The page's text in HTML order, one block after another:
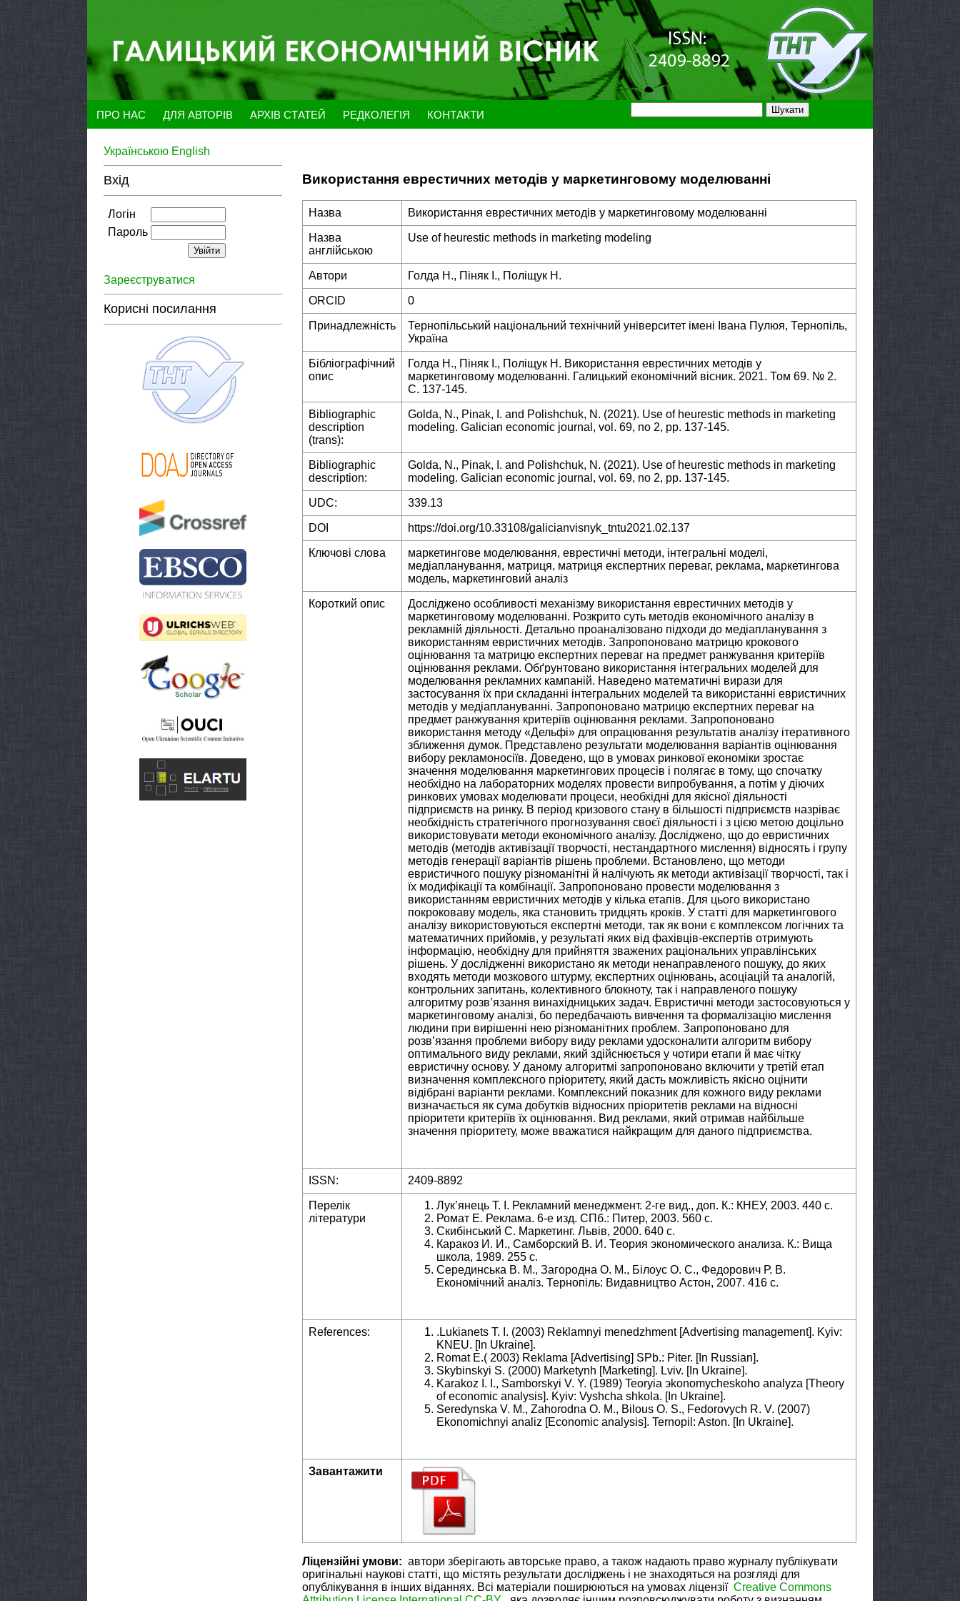
ПРО НАС ДЛЯ АВТОРІВ АРХІВ СТАТЕЙ РЕДКОЛЕГІЯ КОНТАКТИ
Українською English
Вхід
Логін
Пароль
Зареєструватися
Корисні посилання
Використання еврестичних методів у маркетинговому моделюванні
Назва Використання еврестичних методів у маркетинговому моделюванні
Назва
англійською
Use of heurestic methods in marketing modeling
Автори Голда Н., Піняк І., Поліщук Н.
ORCID 0
Принадлежність
Тернопільський національний технічний університет імені Івана Пулюя, Тернопіль,
Україна
Бібліографічний
опис
Голда Н., Піняк І., Поліщук Н. Використання еврестичних методів у
маркетинговому моделюванні. Галицький економічний вісник. 2021. Том 69. № 2.
С. 137-145.
Bibliographic
description
(trans):
Golda, N., Pinak, I. and Polishchuk, N. (2021). Use of heurestic methods in marketing
modeling. Galician economic journal, vol. 69, no 2, pp. 137-145.
Bibliographic
description:
Golda, N., Pinak, I. and Polishchuk, N. (2021). Use of heurestic methods in marketing
modeling. Galician economic journal, vol. 69, no 2, pp. 137-145.
UDC: 339.13
DOI https://doi.org/10.33108/galicianvisnyk_tntu2021.02.137
Ключові слова
маркетингове моделювання, еврестичні методи, інтегральні моделі,
медіапланування, матриця, матриця експертних переваг, реклама, маркетингова
модель, маркетинговий аналіз
Короткий опис
Досліджено особливості механізму використання еврестичних методів у
маркетинговому моделюванні. Розкрито суть методів економічного аналізу в
рекламній діяльності. Детально проаналізовано підходи до медіапланування з
використанням евристичних методів. Запропоновано матрицю крокового
оцінювання та матрицю експертних переваг на предмет ранжування критеріїв
оцінювання реклами. Обґрунтовано використання інтегральних моделей для
моделювання рекламних кампаній. Наведено математичні вирази для
застосування їх при складанні інтегральних моделей та використанні евристичних
методів у медіаплануванні. Запропоновано матрицю експертних переваг на
предмет ранжування критеріїв оцінювання реклами. Запропоновано
використання методу «Дельфі» для опрацювання результатів аналізу ітеративного
зближення думок. Представлено результати моделювання варіантів оцінювання
вибору рекламоносіїв. Доведено, що в умовах ринкової економіки зростає
значення моделювання маркетингових процесів і полягає в тому, що спочатку
необхідно на лабораторних моделях провести випробування, а потім у діючих
ринкових умовах моделювати процеси, необхідні для якісної діяльності
підприємств на ринку. В період кризового стану в більшості підприємств назріває
необхідність стратегічного прогнозування своєї діяльності і з цією метою доцільно
використовувати методи економічного аналізу. Досліджено, що до евристичних
методів (методів активізації творчості, нестандартного мислення) відносять і групу
методів генерації варіантів рішень проблеми. Встановлено, що методи
евристичного пошуку різноманітні й налічують як методи активізації творчості, так і
їх модифікації та комбінації. Запропоновано провести моделювання з
використанням евристичних методів у кілька етапів. Для цього використано
покроковаву модель, яка становить тридцять кроків. У статті для маркетингового
аналізу використовуються експертні методи, так як вони є комплексом логічних та
математичних прийомів, у результаті яких від фахівців-експертів отримують
інформацію, необхідну для прийняття зважених раціональних управлінських
рішень. У дослідженні використано як методи ненаправленого пошуку, до яких
входять методи мозкового штурму, експертних оцінювань, асоціацій та аналогій,
контрольних запитань, колективного блокноту, так і направленого пошуку
алгоритму розв’язання винахідницьких задач. Евристичні методи застосовуються у
маркетинговому аналізі, бо передбачають вивчення та формалізацію мислення
людини при вирішенні нею різноманітних проблем. Запропоновано для
розв’язання проблеми вибору виду реклами удосконалити алгоритм вибору
оптимального виду реклами, який здійснюється у чотири етапи й має чітку
евристичну основу. У даному алгоритмі запропоновано включити у третій етап
визначення комплексного пріоритету, який дасть можливість якісно оцінити
відібрані варіанти реклами. Комплексний показник для кожного виду реклами
визначається як сума добутків відносних пріоритетів реклами на відносні
пріоритети критеріїв їх оцінювання. Вид реклами, який отримав найбільше
значення пріоритету, може вважатися найкращим для даного підприємства.
ISSN: 2409-8892
Перелік
літератури
Лук’янець Т. І. Рекламний менеджмент. 2-ге вид., доп. К.: КНЕУ, 2003. 440 с.
Ромат Е. Реклама. 6-е изд. СПб.: Питер, 2003. 560 с.
Скибінський С. Маркетинг. Львів, 2000. 640 с.
Каракоз И. И., Самборский В. И. Теория экономического анализа. К.: Вища
школа, 1989. 255 с.
Серединська В. М., Загородна О. М., Білоус О. С., Федорович Р. В.
Економічний аналіз. Тернопіль: Видавництво Астон, 2007. 416 с.
References:
.Lukianets T. I. (2003) Reklamnyi menedzhment [Advertising management]. Kyiv:
KNEU. [In Ukraine].
Romat E.( 2003) Reklama [Advertising] SPb.: Piter. [In Russian].
Skybinskyi S. (2000) Marketynh [Marketing]. Lviv. [In Ukraine].
Karakoz I. I., Samborskyi V. Y. (1989) Teoryia эkonomycheskoho analyza [Theory
of economic analysis]. Kyiv: Vyshcha shkola. [In Ukraine].
Seredynska V. M., Zahorodna O. M., Bilous O. S., Fedorovych R. V. (2007)
Ekonomichnyi analiz [Economic analysis]. Ternopil: Aston. [In Ukraine].
Завантажити
Ліцензійні умови: автори зберігають авторське право, а також надають право журналу публікувати
оригінальні наукові статті, що містять результати досліджень і не знаходяться на розгляді для
опублікування в інших віданнях. Всі матеріали поширюються на умовах ліцензії Creative Commons